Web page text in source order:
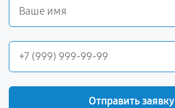
Отправить заявку